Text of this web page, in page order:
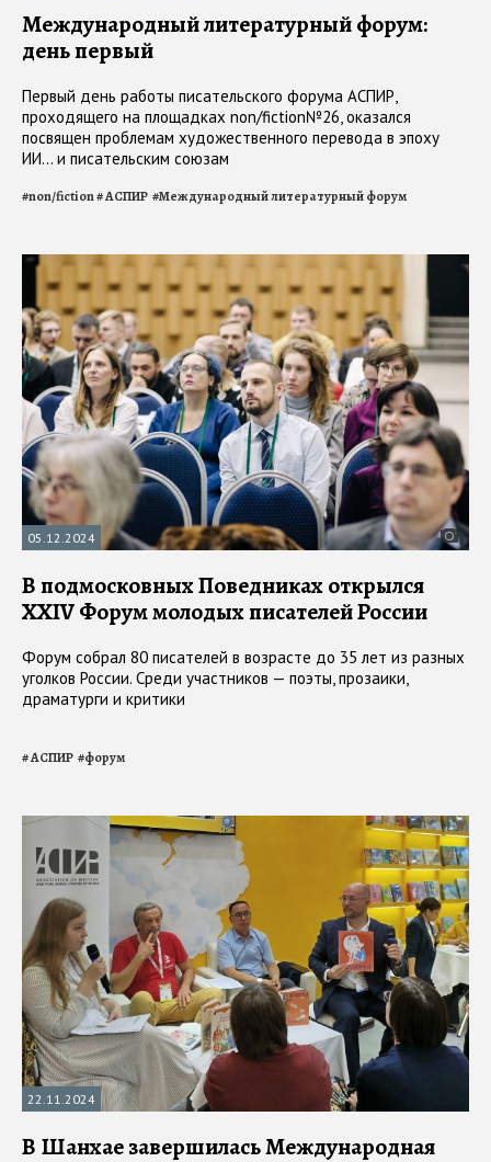
Международный литературный форум:
день первый
Первый день работы писательского форума АСПИР,
проходящего на площадках non/fiction№26, оказался
посвящен проблемам художественного перевода в эпоху
ИИ... и писательским союзам
#non/fiction#АСПИР #Международный литературный форум
05.12.2024
В подмосковных Поведниках открылся
XXIV Форум молодых писателей России
Форум собрал 80 писателей в возрасте до 35 лет из разных
уголков России. Среди участников — поэты, прозаики,
драматурги и критики
#АСПИР #форум
22.11.2024
В Шанхае завершилась Международная